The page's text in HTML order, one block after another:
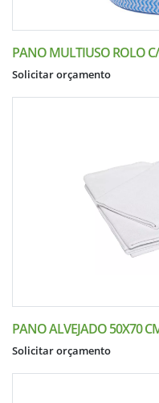
PANO MULTIUSO ROLO
Solicitar orçamento
PANO ALVEJADO 50X70
Solicitar orçamento